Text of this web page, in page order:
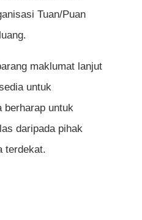
Tuan/Puan
maklumat lanjut
untuk
berharap untuk
daripada pihak
terdekat.